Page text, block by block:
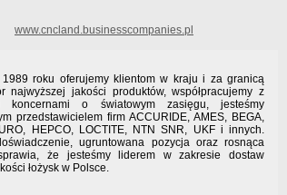
www.cncland.businesscompanies.pl
1989 roku oferujemy klientom w kraju i za granicą
najwyższej jakości produktów, współpracujemy z
koncernami o światowym zasięgu, jesteśmy
przedstawicielem firm ACCURIDE, AMES, BEGA,
HEPCO, LOCTITE, NTN SNR, UKF i innych.
ugruntowana pozycja oraz rosnąca
że jesteśmy liderem w zakresie dostaw
łożysk w Polsce.